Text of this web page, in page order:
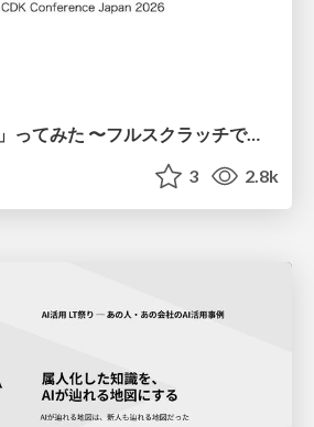
AWS CDK を「作」ってみた 〜フルスクラッチで見えた CDK の裏側〜 / aws-cdk-from-scratch
3 2.8k